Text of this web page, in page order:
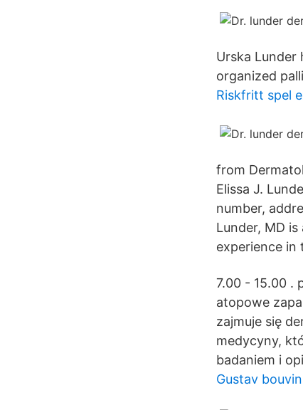
Urska Lunder
organized
Riskfritt spel
from
Elissa J.
number,
Lunder, MD
experience in
7.00 - 15.00 .
atopowe
zajmuje się
medycyny,
badaniem i
Gustav bouvin